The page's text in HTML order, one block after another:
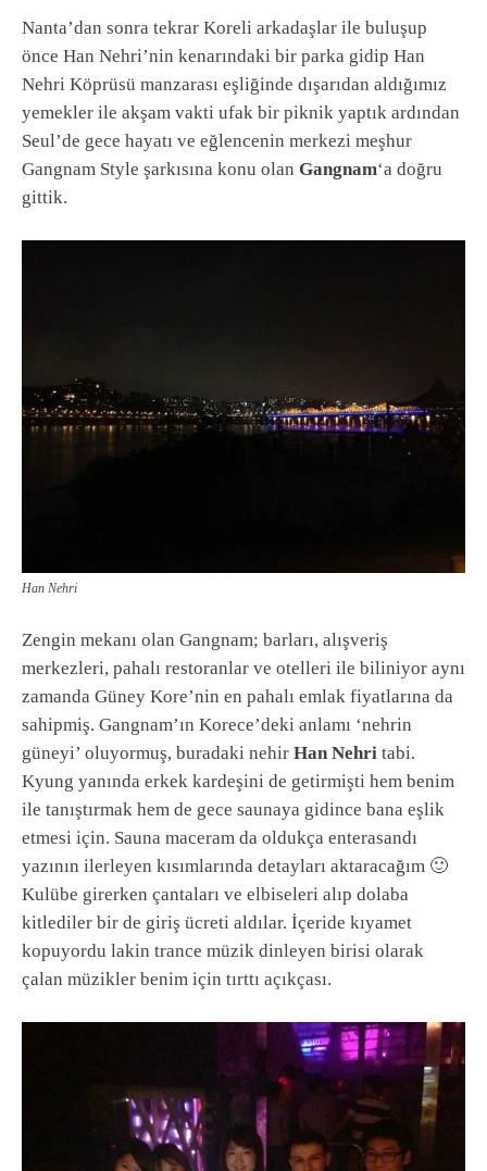
Nanta’dan sonra tekrar Koreli arkadaşlar ile buluşup
önce Han Nehri’nin kenarındaki bir parka gidip Han
Nehri Köprüsü manzarası eşliğinde dışarıdan aldığımız
yemekler ile akşam vakti ufak bir piknik yaptık ardından
Seul’de gece hayatı ve eğlencenin merkezi meşhur
Gangnam Style şarkısına konu olan Gangnam‘a doğru
gittik.
Han Nehri
Zengin mekanı olan Gangnam; barları, alışveriş
merkezleri, pahalı restoranlar ve otelleri ile biliniyor aynı
zamanda Güney Kore’nin en pahalı emlak fiyatlarına da
sahipmiş. Gangnam’ın Korece’deki anlamı ‘nehrin
güneyi’ oluyormuş, buradaki nehir Han Nehri tabi.
Kyung yanında erkek kardeşini de getirmişti hem benim
ile tanıştırmak hem de gece saunaya gidince bana eşlik
etmesi için. Sauna maceram da oldukça enterasandı
yazının ilerleyen kısımlarında detayları aktaracağım 🙂
Kulübe girerken çantaları ve elbiseleri alıp dolaba
kitlediler bir de giriş ücreti aldılar. İçeride kıyamet
kopuyordu lakin trance müzik dinleyen birisi olarak
çalan müzikler benim için tırttı açıkçası.